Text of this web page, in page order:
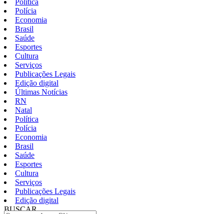
Política
Polícia
Economia
Brasil
Saúde
Esportes
Cultura
Serviços
Publicações Legais
Edição digital
Últimas Notícias
RN
Natal
Política
Polícia
Economia
Brasil
Saúde
Esportes
Cultura
Serviços
Publicações Legais
Edição digital
BUSCAR